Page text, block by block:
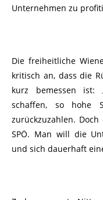
Unternehmen zu
Die freiheitliche
kritisch an, dass die
kurz bemessen ist:
schaffen, so hohe
zurückzuzahlen.
SPÖ. Man will die
und sich dauerhaft